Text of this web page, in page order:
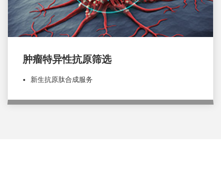
肿瘤特异性抗原筛选
新生抗原肽合成服务